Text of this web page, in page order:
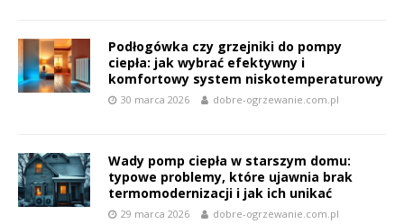
Podłogówka czy grzejniki do pompy
ciepła: jak wybrać efektywny i
komfortowy system niskotemperaturowy
30 marca 2026 dobre-ogrzewanie.com.pl
Wady pomp ciepła w starszym domu:
typowe problemy, które ujawnia brak
termomodernizacji i jak ich unikać
29 marca 2026 dobre-ogrzewanie.com.pl